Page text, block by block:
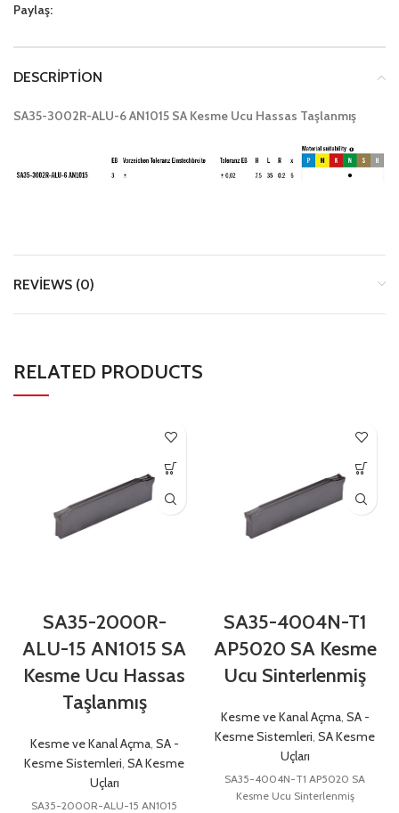
Paylaş:
DESCRIPTION
SA35-3002R-ALU-6 AN1015 SA Kesme Ucu Hassas Taşlanmış
REVIEWS (0)
RELATED PRODUCTS
SA35-2000R-
ALU-15 AN1015 SA
Kesme Ucu Hassas
Taşlanmış
Kesme ve Kanal Açma, SA -
Kesme Sistemleri, SA Kesme
Uçları
SA35-2000R-ALU-15 AN1015
SA35-4004N-T1
AP5020 SA Kesme
Ucu Sinterlenmiş
Kesme ve Kanal Açma, SA -
Kesme Sistemleri, SA Kesme
Uçları
SA35-4004N-T1 AP5020 SA
Kesme Ucu Sinterlenmiş